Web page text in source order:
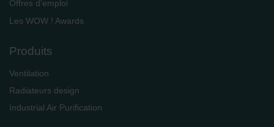
Offres d'emploi
Les WOW ! Awards
Produits
Ventilation
Radiateurs design
Industrial Air Purification